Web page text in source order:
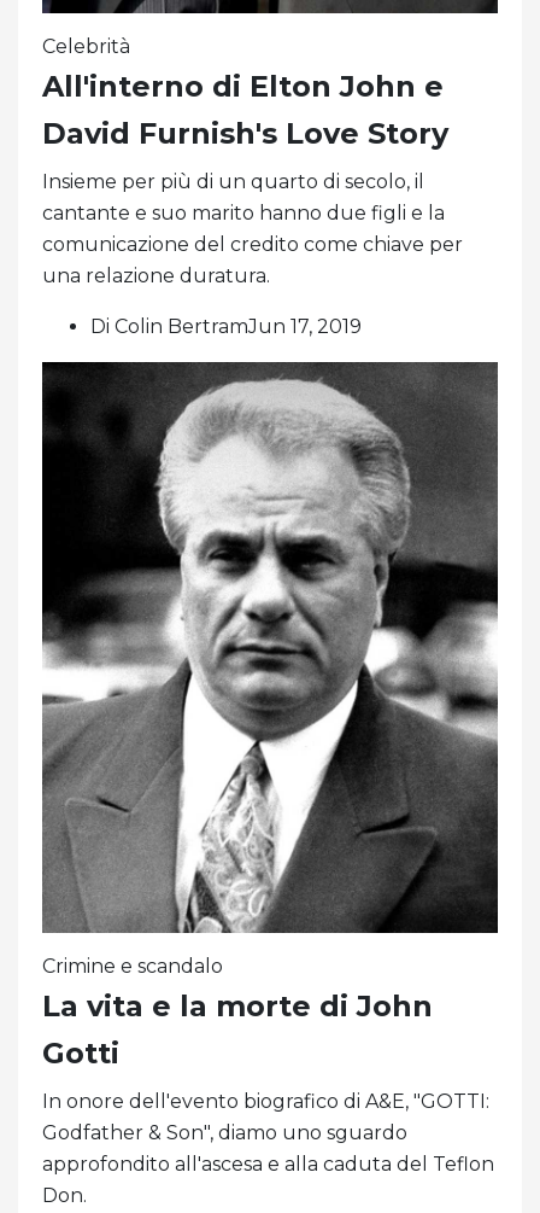
Celebrità
All'interno di Elton John e
David Furnish's Love Story
Insieme per più di un quarto di secolo, il
cantante e suo marito hanno due figli e la
comunicazione del credito come chiave per
una relazione duratura.
Di Colin BertramJun 17, 2019
Crimine e scandalo
La vita e la morte di John
Gotti
In onore dell'evento biografico di A&E, "GOTTI:
Godfather & Son", diamo uno sguardo
approfondito all'ascesa e alla caduta del Teflon
Don.